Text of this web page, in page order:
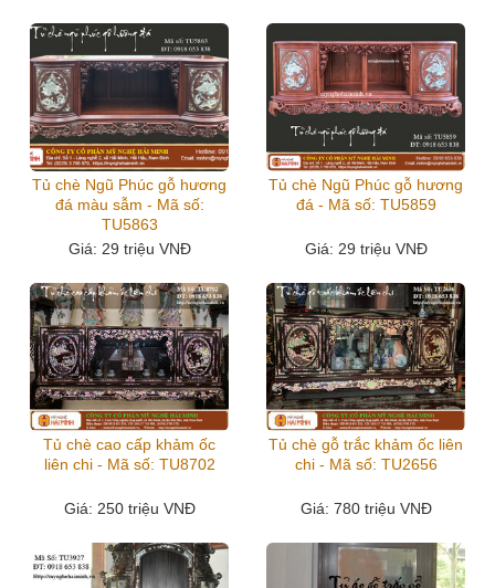
Tủ chè Ngũ Phúc gỗ hương
đá màu sẫm - Mã số:
TU5863
Giá: 29 triệu VNĐ
Tủ chè Ngũ Phúc gỗ hương
đá - Mã số: TU5859
Giá: 29 triệu VNĐ
Tủ chè cao cấp khảm ốc
liên chi - Mã số: TU8702
Giá: 250 triệu VNĐ
Tủ chè gỗ trắc khảm ốc liên
chi - Mã số: TU2656
Giá: 780 triệu VNĐ